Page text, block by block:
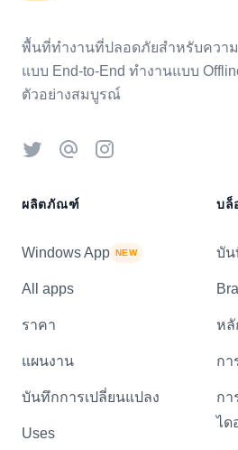
พื้นที่ทำงานที่ปลอดภัยสำหรับควา
แบบ End-to-End ทำงานแบบ
ตัวอย่างสมบูรณ์
TwitterThreadsInstagram
ผลิตภัณฑ์
Windows App NEW
All apps
ราคา
แผนงาน
บันทึกการเปลี่ยนแปลง
Uses
บล็
บัน
หลั
กา
กา
ได